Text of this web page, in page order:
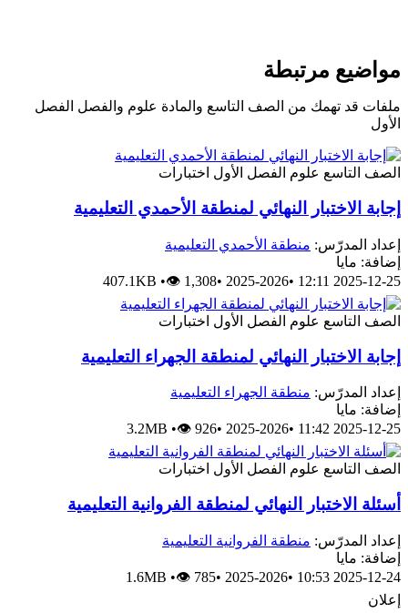
مواضيع مرتبطة
ملفات قد تهمك من الصف التاسع والمادة علوم والفصل الفصل
الأول
الصف التاسع علوم الفصل الأول اختبارات
إجابة الاختبار النهائي لمنطقة الأحمدي التعليمية
إعداد المدرّس: منطقة الأحمدي التعليمية
إضافة: مايا
2025-12-25 12:11
•
2025-2026
•
407.1KB •👁 1,308
الصف التاسع علوم الفصل الأول اختبارات
إجابة الاختبار النهائي لمنطقة الجهراء التعليمية
إعداد المدرّس: منطقة الجهراء التعليمية
إضافة: مايا
2025-12-25 11:42
•
2025-2026
•
3.2MB •👁 926
الصف التاسع علوم الفصل الأول اختبارات
أسئلة الاختبار النهائي لمنطقة الفروانية التعليمية
إعداد المدرّس: منطقة الفروانية التعليمية
إضافة: مايا
2025-12-24 10:53
•
2025-2026
•
1.6MB •👁 785
إعلان